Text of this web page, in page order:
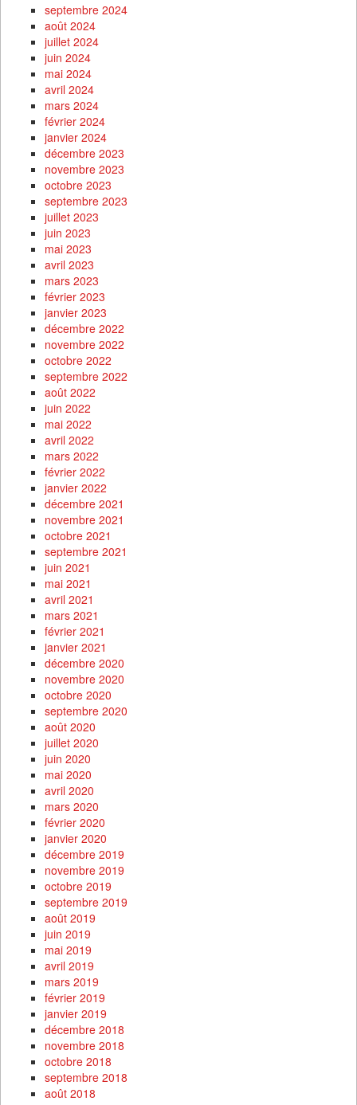
septembre 2024
août 2024
juillet 2024
juin 2024
mai 2024
avril 2024
mars 2024
février 2024
janvier 2024
décembre 2023
novembre 2023
octobre 2023
septembre 2023
juillet 2023
juin 2023
mai 2023
avril 2023
mars 2023
février 2023
janvier 2023
décembre 2022
novembre 2022
octobre 2022
septembre 2022
août 2022
juin 2022
mai 2022
avril 2022
mars 2022
février 2022
janvier 2022
décembre 2021
novembre 2021
octobre 2021
septembre 2021
juin 2021
mai 2021
avril 2021
mars 2021
février 2021
janvier 2021
décembre 2020
novembre 2020
octobre 2020
septembre 2020
août 2020
juillet 2020
juin 2020
mai 2020
avril 2020
mars 2020
février 2020
janvier 2020
décembre 2019
novembre 2019
octobre 2019
septembre 2019
août 2019
juin 2019
mai 2019
avril 2019
mars 2019
février 2019
janvier 2019
décembre 2018
novembre 2018
octobre 2018
septembre 2018
août 2018